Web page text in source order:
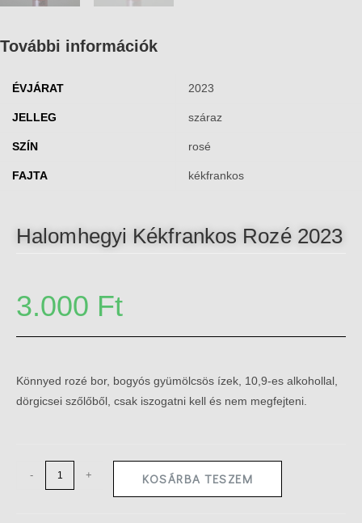
További információk
ÉVJÁRAT 2023
JELLEG száraz
SZÍN rosé
FAJTA kékfrankos
Halomhegyi Kékfrankos Rozé 2023
3.000 Ft
Könnyed rozé bor, bogyós gyümölcsös ízek, 10,9-es alkohollal,
dörgicsei szőlőből, csak iszogatni kell és nem megfejteni.
- + KOSÁRBA TESZEM